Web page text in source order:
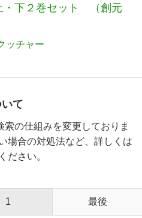
下２巻セット （創元
ッチャー
て
の仕組みを変更しておりま
場合の対処法など、詳しくは
ださい。
1 最後